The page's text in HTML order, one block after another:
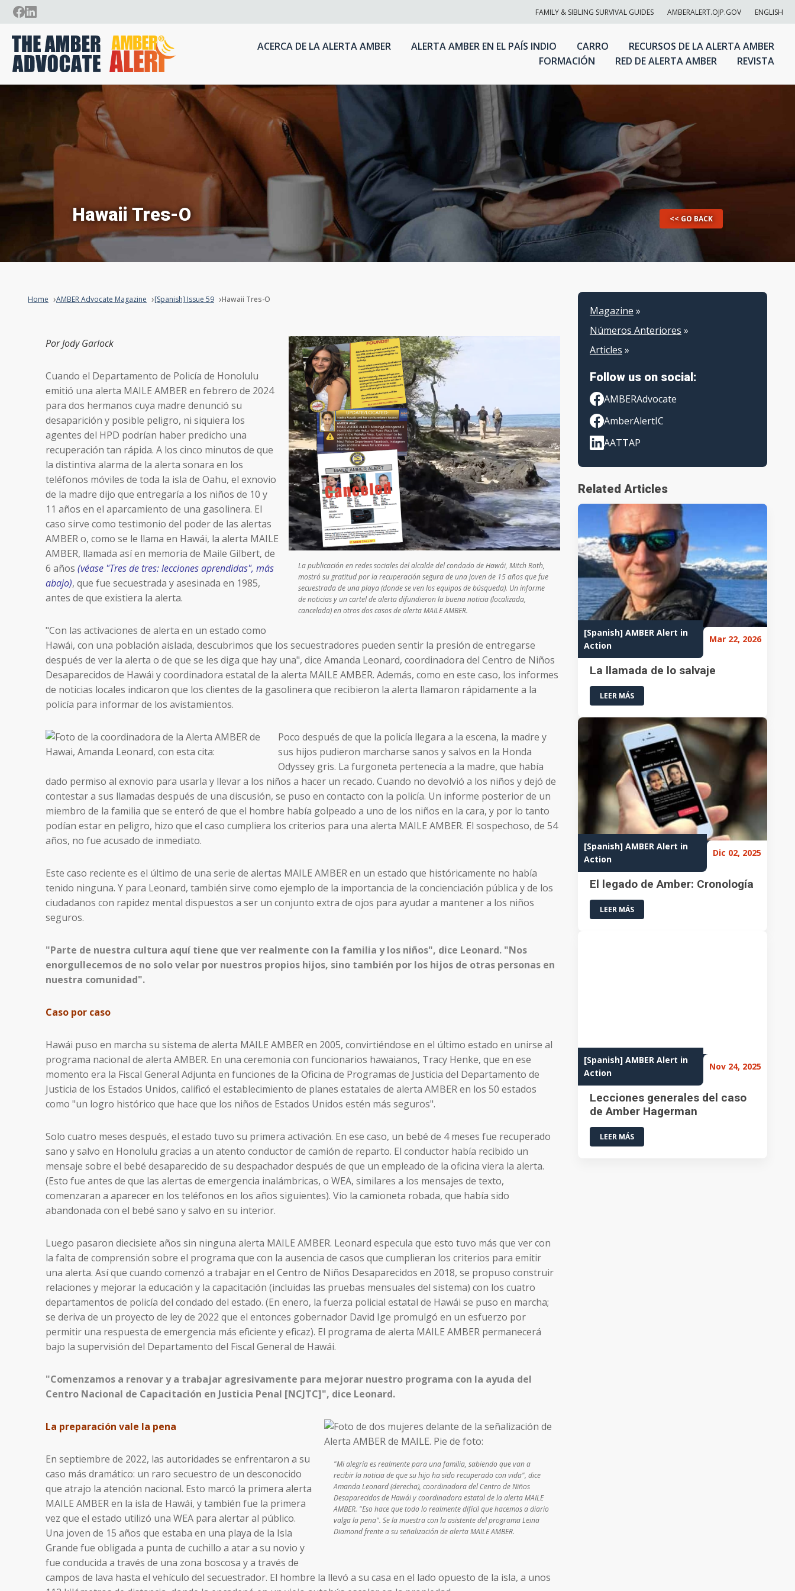
FAMILY & SIBLING SURVIVAL GUIDES AMBERALERT.OJP.GOV ENGLISH
ACERCA DE LA ALERTA AMBER ALERTA AMBER EN EL PAÍS INDIO CARRO
RECURSOS DE LA ALERTA AMBER
FORMACIÓN
RED DE ALERTA AMBER REVISTA
Hawaii Tres-O << GO BACK
Home AMBER Advocate Magazine [Spanish] Issue 59 Hawaii Tres-O
La publicación en redes sociales del alcalde del condado de Hawái, Mitch Roth,
mostró su gratitud por la recuperación segura de una joven de 15 años que fue
secuestrada de una playa (donde se ven los equipos de búsqueda). Un informe
de noticias y un cartel de alerta difundieron la buena noticia (localizada,
cancelada) en otros dos casos de alerta MAILE AMBER.
Por Jody Garlock
Cuando el Departamento de Policía de Honolulu
emitió una alerta MAILE AMBER en febrero de 2024
para dos hermanos cuya madre denunció su
desaparición y posible peligro, ni siquiera los
agentes del HPD podrían haber predicho una
recuperación tan rápida. A los cinco minutos de que
la distintiva alarma de la alerta sonara en los
teléfonos móviles de toda la isla de Oahu, el exnovio
de la madre dijo que entregaría a los niños de 10 y
11 años en el aparcamiento de una gasolinera. El
caso sirve como testimonio del poder de las alertas
AMBER o, como se le llama en Hawái, la alerta MAILE
AMBER, llamada así en memoria de Maile Gilbert, de
6 años (véase "Tres de tres: lecciones aprendidas", más
abajo), que fue secuestrada y asesinada en 1985,
antes de que existiera la alerta.
"Con las activaciones de alerta en un estado como
Hawái, con una población aislada, descubrimos que los secuestradores pueden sentir la presión de entregarse
después de ver la alerta o de que se les diga que hay una", dice Amanda Leonard, coordinadora del Centro de Niños
Desaparecidos de Hawái y coordinadora estatal de la alerta MAILE AMBER. Además, como en este caso, los informes
de noticias locales indicaron que los clientes de la gasolinera que recibieron la alerta llamaron rápidamente a la
policía para informar de los avistamientos.
Poco después de que la policía llegara a la escena, la madre y
sus hijos pudieron marcharse sanos y salvos en la Honda
Odyssey gris. La furgoneta pertenecía a la madre, que había
dado permiso al exnovio para usarla y llevar a los niños a hacer un recado. Cuando no devolvió a los niños y dejó de
contestar a sus llamadas después de una discusión, se puso en contacto con la policía. Un informe posterior de un
miembro de la familia que se enteró de que el hombre había golpeado a uno de los niños en la cara, y por lo tanto
podían estar en peligro, hizo que el caso cumpliera los criterios para una alerta MAILE AMBER. El sospechoso, de 54
años, no fue acusado de inmediato.
Este caso reciente es el último de una serie de alertas MAILE AMBER en un estado que históricamente no había
tenido ninguna. Y para Leonard, también sirve como ejemplo de la importancia de la concienciación pública y de los
ciudadanos con rapidez mental dispuestos a ser un conjunto extra de ojos para ayudar a mantener a los niños
seguros.
"Parte de nuestra cultura aquí tiene que ver realmente con la familia y los niños", dice Leonard. "Nos
enorgullecemos de no solo velar por nuestros propios hijos, sino también por los hijos de otras personas en
nuestra comunidad".
Caso por caso
Hawái puso en marcha su sistema de alerta MAILE AMBER en 2005, convirtiéndose en el último estado en unirse al
programa nacional de alerta AMBER. En una ceremonia con funcionarios hawaianos, Tracy Henke, que en ese
momento era la Fiscal General Adjunta en funciones de la Oficina de Programas de Justicia del Departamento de
Justicia de los Estados Unidos, calificó el establecimiento de planes estatales de alerta AMBER en los 50 estados
como "un logro histórico que hace que los niños de Estados Unidos estén más seguros".
Solo cuatro meses después, el estado tuvo su primera activación. En ese caso, un bebé de 4 meses fue recuperado
sano y salvo en Honolulu gracias a un atento conductor de camión de reparto. El conductor había recibido un
mensaje sobre el bebé desaparecido de su despachador después de que un empleado de la oficina viera la alerta.
(Esto fue antes de que las alertas de emergencia inalámbricas, o WEA, similares a los mensajes de texto,
comenzaran a aparecer en los teléfonos en los años siguientes). Vio la camioneta robada, que había sido
abandonada con el bebé sano y salvo en su interior.
Luego pasaron diecisiete años sin ninguna alerta MAILE AMBER. Leonard especula que esto tuvo más que ver con
la falta de comprensión sobre el programa que con la ausencia de casos que cumplieran los criterios para emitir
una alerta. Así que cuando comenzó a trabajar en el Centro de Niños Desaparecidos en 2018, se propuso construir
relaciones y mejorar la educación y la capacitación (incluidas las pruebas mensuales del sistema) con los cuatro
departamentos de policía del condado del estado. (En enero, la fuerza policial estatal de Hawái se puso en marcha;
se deriva de un proyecto de ley de 2022 que el entonces gobernador David Ige promulgó en un esfuerzo por
permitir una respuesta de emergencia más eficiente y eficaz). El programa de alerta MAILE AMBER permanecerá
bajo la supervisión del Departamento del Fiscal General de Hawái.
"Comenzamos a renovar y a trabajar agresivamente para mejorar nuestro programa con la ayuda del
Centro Nacional de Capacitación en Justicia Penal [NCJTC]", dice Leonard.
"Mi alegría es realmente para una familia, sabiendo que van a
recibir la noticia de que su hijo ha sido recuperado con vida", dice
Amanda Leonard (derecha), coordinadora del Centro de Niños
Desaparecidos de Hawái y coordinadora estatal de la alerta MAILE
AMBER. "Eso hace que todo lo realmente difícil que hacemos a diario
valga la pena". Se la muestra con la asistente del programa Leina
Diamond frente a su señalización de alerta MAILE AMBER.
La preparación vale la pena
En septiembre de 2022, las autoridades se enfrentaron a su
caso más dramático: un raro secuestro de un desconocido
que atrajo la atención nacional. Esto marcó la primera alerta
MAILE AMBER en la isla de Hawái, y también fue la primera
vez que el estado utilizó una WEA para alertar al público.
Una joven de 15 años que estaba en una playa de la Isla
Grande fue obligada a punta de cuchillo a atar a su novio y
fue conducida a través de una zona boscosa y a través de
campos de lava hasta el vehículo del secuestrador. El hombre la llevó a su casa en el lado opuesto de la isla, a unos
Magazine »
Números Anteriores »
Articles »
Follow us on social:
AMBERAdvocate
AmberAlertIC
AATTAP
Related Articles
[Spanish] AMBER Alert in
Action
Mar 22, 2026
La llamada de lo salvaje
LEER MÁS
[Spanish] AMBER Alert in
Action
Dic 02, 2025
El legado de Amber: Cronología
LEER MÁS
[Spanish] AMBER Alert in
Action
Nov 24, 2025
Lecciones generales del caso
de Amber Hagerman
LEER MÁS